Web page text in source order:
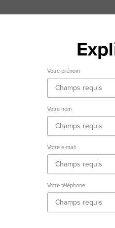
Votre prénom
Votre nom
Votre e-mail
Votre téléphone